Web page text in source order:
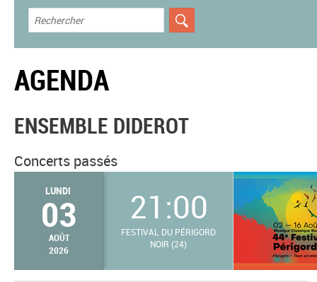
AGENDA
ENSEMBLE DIDEROT
Concerts passés
LUNDI
03
AOÛT
2026
21:00
FESTIVAL DU PÉRIGORD
NOIR (24)